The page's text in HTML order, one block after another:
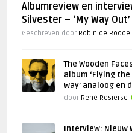
Albumreview en
Silvester – ‘My Way Out’
Geschreven door Robin de Roode
The Wooden
album ‘Flying the
Way’ analoog en
door René Rosierse
Interview: Nieuw